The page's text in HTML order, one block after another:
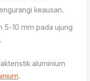
keausan.
5-10 mm pada ujung
aluminium
.